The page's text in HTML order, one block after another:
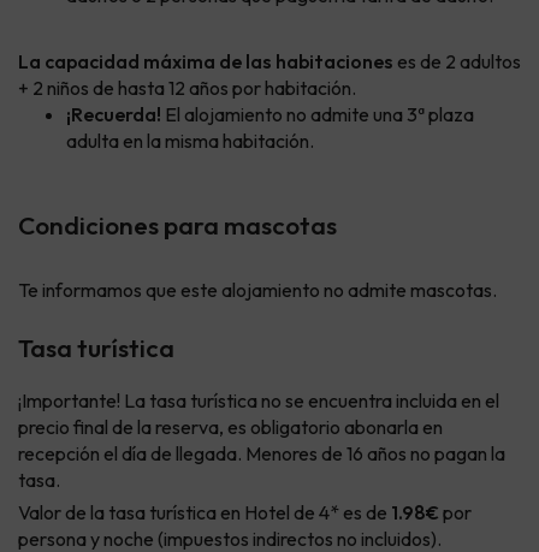
La capacidad máxima de las habitaciones es de 2 adultos
+ 2 niños de hasta 12 años por habitación.
¡Recuerda! El alojamiento no admite una 3ª plaza
adulta en la misma habitación.
Condiciones para mascotas
Te informamos que este alojamiento no admite mascotas.
Tasa turística
¡Importante! La tasa turística no se encuentra incluida en el
precio final de la reserva, es obligatorio abonarla en
recepción el día de llegada. Menores de 16 años no pagan la
tasa.
Valor de la tasa turística en Hotel de 4* es de 1.98€ por
persona y noche (impuestos indirectos no incluidos).